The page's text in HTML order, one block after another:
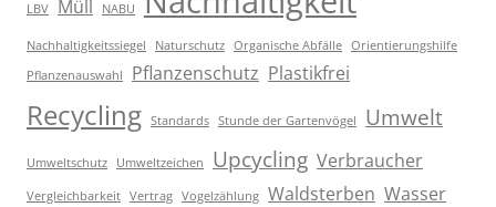
LBV Müll NABU
Nachhaltigkeitssiegel Naturschutz Organische Abfälle Orientierungshilfe
Pflanzenauswahl
Pflanzenschutz Plastikfrei
Recycling Standards Stunde der Gartenvögel Umwelt
Umweltschutz Umweltzeichen Upcycling Verbraucher
Vergleichbarkeit Vertrag Vogelzählung Waldsterben Wasser